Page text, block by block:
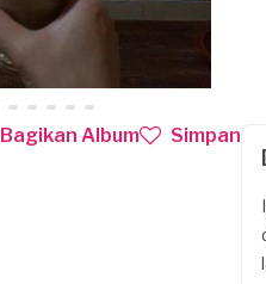
Bagikan Album Simpan